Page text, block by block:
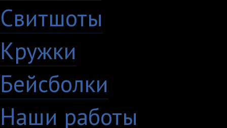
Свитшоты
Кружки
Бейсболки
Наши работы